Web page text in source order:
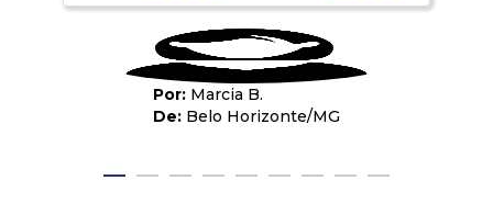
Marcia B.
Belo Horizonte/MG